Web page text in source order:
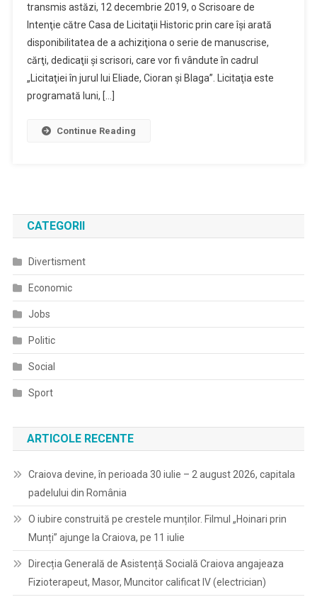
Craiova
Vrea
Cumpere
transmis astăzi, 12 decembrie 2019, o Scrisoare de
Intenţie către Casa de Licitaţii Historic prin care îşi arată
disponibilitatea de a achiziţiona o serie de manuscrise,
cărţi, dedicaţii şi scrisori, care vor fi vândute în cadrul
„Licitaţiei în jurul lui Eliade, Cioran şi Blaga”. Licitaţia este
programată luni, […]
Continue Reading
CATEGORII
Divertisment
Economic
Jobs
Politic
Social
Sport
ARTICOLE RECENTE
Craiova devine, în perioada 30 iulie – 2 august 2026, capitala
padelului din România
O iubire construită pe crestele munților. Filmul „Hoinari prin
Munți” ajunge la Craiova, pe 11 iulie
Direcția Generală de Asistență Socială Craiova angajeaza
Fizioterapeut, Masor, Muncitor calificat IV (electrician)